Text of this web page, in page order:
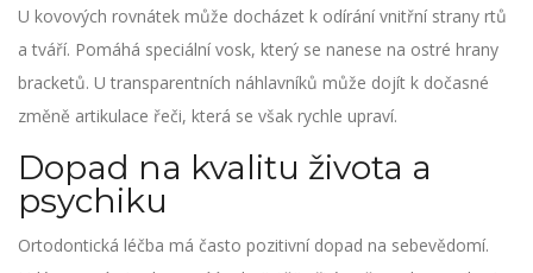
U kovových rovnátek může docházet k odírání vnitřní strany rtů
a tváří. Pomáhá speciální vosk, který se nanese na ostré hrany
bracketů. U transparentních náhlavníků může dojít k dočasné
změně artikulace řeči, která se však rychle upraví.
Dopad na kvalitu života a
psychiku
Ortodontická léčba má často pozitivní dopad na sebevědomí.